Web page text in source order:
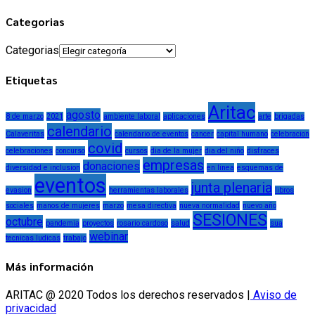
Categorias
Categorias
Etiquetas
8 de marzo 2021 agosto ambiente laboral aplicaciones Aritac arte brigadas
Calaveritas calendario calendario de eventos cancer capital humano celebracion
celebraciones concurso covid cursos dia de la mujer dia del niño disfraces
diversidad e inclusion donaciones empresas en linea esquemas de
evasion eventos herramientas laborales junta plenaria
libros
sociales manos de mujeres marzo mesa directiva nueva normalidad nuevo año
octubre pandemia proyectos rosario cardoso salud SESIONES sua
tecnicas ludicas trabajo webinar
Más información
ARITAC @ 2020 Todos los derechos reservados | Aviso de
privacidad